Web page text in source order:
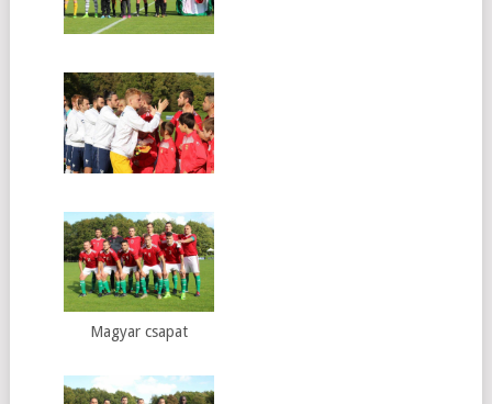
Magyar csapat